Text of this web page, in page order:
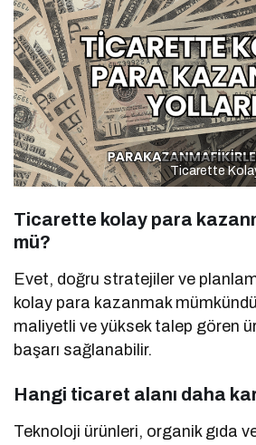
Ticarette
Ticarette kolay para
mü?
Evet, doğru stratejiler ve
kolay para kazanmak
maliyetli ve yüksek talep gören
başarı sağlanabilir.
Hangi ticaret alanı daha
Teknoloji ürünleri, organik gıda